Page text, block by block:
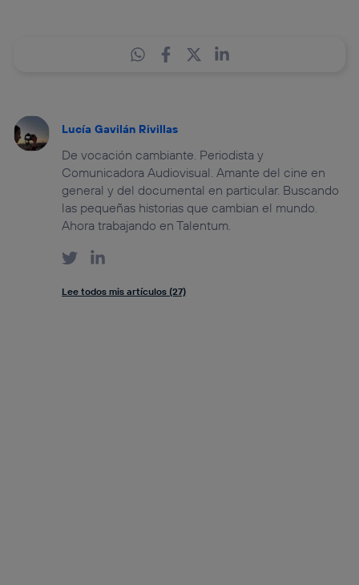
Lucía Gavilán Rivillas
De vocación cambiante. Periodista y
Comunicadora Audiovisual. Amante del cine en
general y del documental en particular. Buscando
las pequeñas historias que cambian el mundo.
Ahora trabajando en Talentum.
Lee todos mis artículos (27)